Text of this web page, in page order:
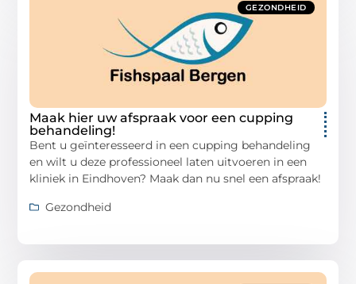
GEZONDHEID
Maak hier uw afspraak voor een cupping
behandeling!
Bent u geïnteresseerd in een cupping behandeling
en wilt u deze professioneel laten uitvoeren in een
kliniek in Eindhoven? Maak dan nu snel een afspraak!
Gezondheid